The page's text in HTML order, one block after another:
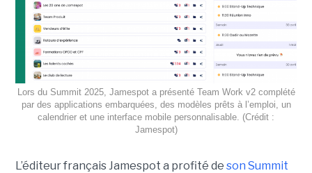
Lors du Summit 2025, Jamespot a présenté Team Work v2 complété
par des applications embarquées, des modèles prêts à l’emploi, un
calendrier et une interface mobile personnalisable. (Crédit :
Jamespot)
L’éditeur français Jamespot a profité de son Summit